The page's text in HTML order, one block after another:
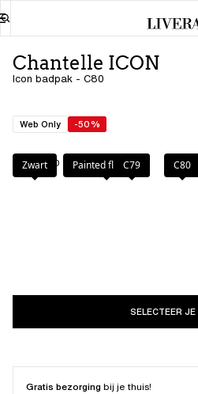
Chantelle ICON
Icon badpak - C80
Web Only -50%
Kleur: C80
Zwart Painted flowers
C79 C80
SELECTEER
Gratis bezorgingbij je thuis!